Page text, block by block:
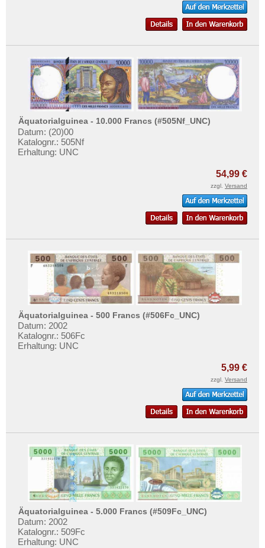
Äquatorialguinea - 10.000 Francs (#505Nf_UNC)
Datum: (20)00
Katalognr.: 505Nf
Erhaltung: UNC
54,99 €
zzgl. Versand
Äquatorialguinea - 500 Francs (#506Fc_UNC)
Datum: 2002
Katalognr.: 506Fc
Erhaltung: UNC
5,99 €
zzgl. Versand
Äquatorialguinea - 5.000 Francs (#509Fc_UNC)
Datum: 2002
Katalognr.: 509Fc
Erhaltung: UNC